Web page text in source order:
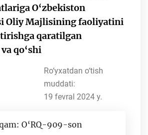
O‘zbekiston
Oliy Majlisining faoliyatini
qaratilgan
qo‘shi
Ro‘yxatdan o‘tish
muddati:
19 fevral 2024 y.
O‘RQ-909-son